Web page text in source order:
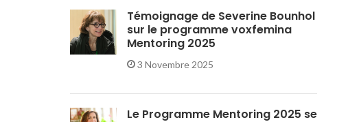
Témoignage de Severine Bounhol
sur le programme voxfemina
Mentoring 2025
3 Novembre 2025
Le Programme Mentoring 2025 se